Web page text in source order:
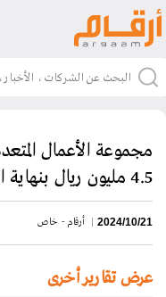
مجموعة الأعمال
4.5 مليون ريال بنهاية النصف الأول 2024
2024/10/21 أرقام - خاص
عرض تقارير أخرى